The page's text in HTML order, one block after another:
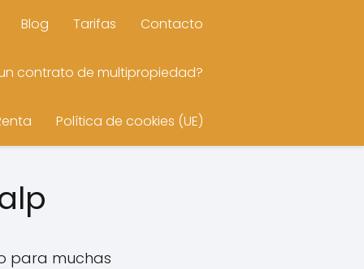
Blog Tarifas Contacto
contrato de multipropiedad?
Política de cookies (UE)
para muchas